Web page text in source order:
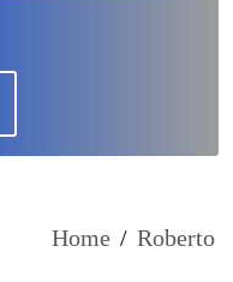
Home / Roberto